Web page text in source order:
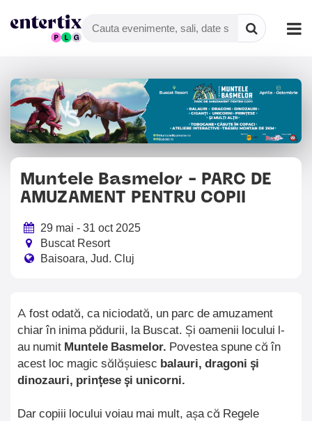
A fost odată, ca niciodată, un parc de amuzament
chiar în inima pădurii, la Buscat. Și oamenii locului l-
au numit Muntele Basmelor. Povestea spune că în
acest loc magic sălășuiesc balauri, dragoni și
dinozauri, prințese și unicorni.
Dar copiii locului voiau mai mult, așa că Regele
Muntele Basmelor - PARC DE
AMUZAMENT PENTRU COPII
29 mai - 31 oct 2025
Buscat Resort
Baisoara, Jud. Cluj